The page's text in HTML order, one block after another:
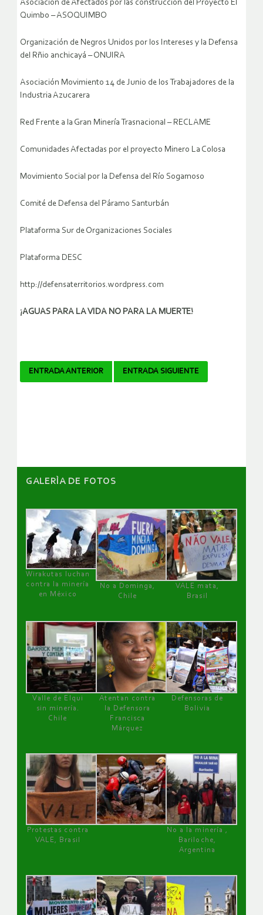
Asociación de Afectados por las construcción del Proyecto El
Quimbo – ASOQUIMBO
Organización de Negros Unidos por los Intereses y la Defensa
del Rñio anchicayá – ONUIRA
Asociación Movimiento 14 de Junio de los Trabajadores de la
Industria Azucarera
Red Frente a la Gran Minería Trasnacional – RECLAME
Comunidades Afectadas por el proyecto Minero La Colosa
Movimiento Social por la Defensa del Río Sogamoso
Comité de Defensa del Páramo Santurbán
Plataforma Sur de Organizaciones Sociales
Plataforma DESC
http://defensaterritorios.wordpress.com
¡AGUAS PARA LA VIDA NO PARA LA MUERTE!
Navegador
ENTRADA ANTERIOR ENTRADA SIGUIENTE
GALERÌA DE FOTOS
Wirakutas luchan
contra la minería
en México
No a Dominga,
Chile
VALE mata,
Brasil
Valle de Elqui
sin minería.
Chile
Atentan contra
la Defensora
Francisca
Márquez
Defensoras de
Bolivia
Protestas contra
VALE, Brasil
No a la minería ,
Bariloche,
Argentina